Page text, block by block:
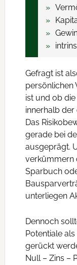
Gefragt ist
persönlichen
ist und ob
innerhalb der
Das
gerade bei
ausgeprägt.
verkümmern
Sparbuch
unterliegen
Dennoch
Potentiale
gerückt
Null – Zins –